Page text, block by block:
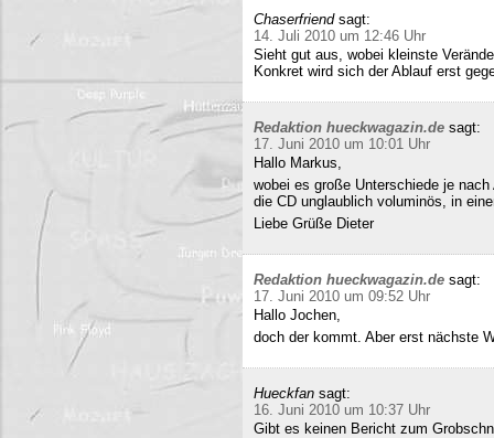
Chaserfriend sagt:
14. Juli 2010 um 12:46 Uhr
Sieht gut aus, wobei kleinste
Konkret wird sich der Ablauf erst
Redaktion hueckwagazin.de sagt:
17. Juni 2010 um 10:01 Uhr
Hallo Markus,
wobei es große Unterschiede je
die CD unglaublich voluminös, in
Liebe Grüße Dieter
Redaktion hueckwagazin.de sagt:
17. Juni 2010 um 09:52 Uhr
Hallo Jochen,
doch der kommt. Aber erst nächste
Hueckfan sagt:
16. Juni 2010 um 10:37 Uhr
Gibt es keinen Bericht zum